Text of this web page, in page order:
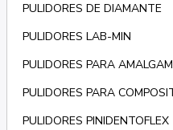
PULIDORES DE DIAMANTE
PULIDORES LAB-MIN
PULIDORES PARA
PULIDORES PARA
PULIDORES PINIDENTOFLEX